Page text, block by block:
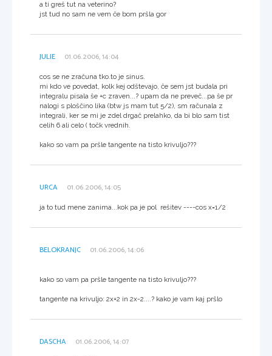
a ti greš tut na veterino?
jst tud no sam ne vem če bom pršla gor
JULIE 01.06.2006, 14:04
cos se ne zračuna tko.to je sinus.
mi kdo ve povedat, kolk kej odštevajo, če sem jst budala pri
integralu pisala še +c zraven...? upam da ne preveč...pa še pr
nalogi s ploščino lika (btw js mam tut 5/2), sm računala z
integrali, ker se mi je zdel drgač prelahko, da bi blo sam tist
celih 6 ali celo ( točk vrednih.
kako so vam pa pršle tangente na tisto krivuljo???
URCA 01.06.2006, 14:05
ja to tud mene zanima...kok pa je pol rešitev ----cos x=1/2
BELOKRANJC 01.06.2006, 14:06
kako so vam pa pršle tangente na tisto krivuljo???
tangente na krivuljo: 2x+2 in 2x-2....? kako je vam kaj pršlo
DASCHA 01.06.2006, 14:07